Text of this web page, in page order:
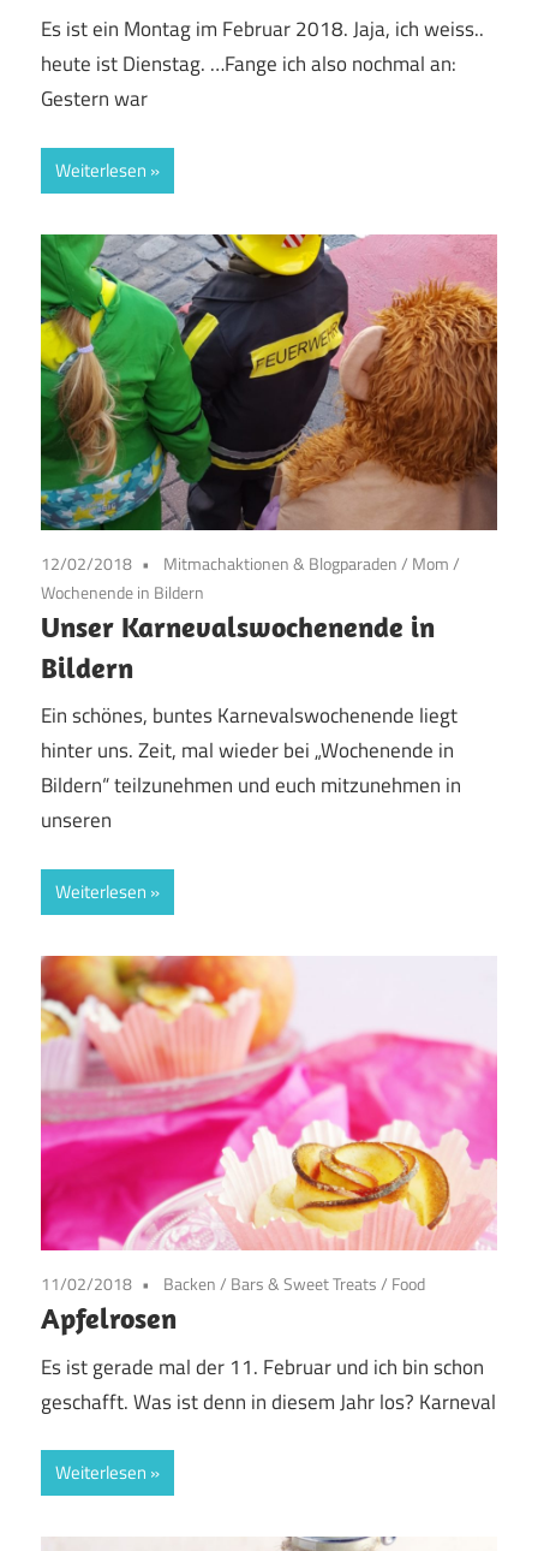
Es ist ein Montag im Februar 2018. Jaja, ich weiss..
heute ist Dienstag. …Fange ich also nochmal an:
Gestern war
Weiterlesen
12/02/2018 Mitmachaktionen & Blogparaden/ Mom/
Wochenende in Bildern
Unser Karnevalswochenende in
Bildern
Ein schönes, buntes Karnevalswochenende liegt
hinter uns. Zeit, mal wieder bei „Wochenende in
Bildern“ teilzunehmen und euch mitzunehmen in
unseren
Weiterlesen
11/02/2018 Backen/ Bars & Sweet Treats/ Food
Apfelrosen
Es ist gerade mal der 11. Februar und ich bin schon
geschafft. Was ist denn in diesem Jahr los? Karneval
Weiterlesen